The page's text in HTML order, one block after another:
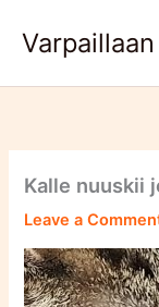
Kalle nuuskii
Leave a